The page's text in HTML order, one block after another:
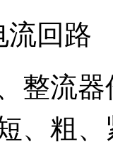
流回路
整流
、粗、